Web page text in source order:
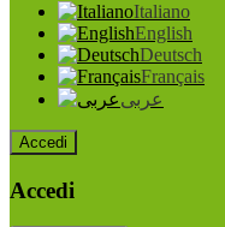
Italiano
English
Deutsch
Français
عربى
Accedi
Accedi